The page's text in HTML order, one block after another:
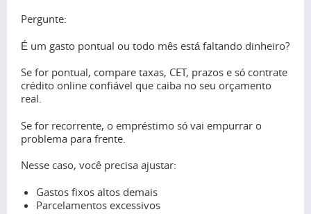
Pergunte:
É um gasto pontual ou todo mês está faltando dinheiro?
Se for pontual, compare taxas, CET, prazos e só contrate
crédito online confiável que caiba no seu orçamento
real.
Se for recorrente, o empréstimo só vai empurrar o
problema para frente.
Nesse caso, você precisa ajustar:
Gastos fixos altos demais
Parcelamentos excessivos